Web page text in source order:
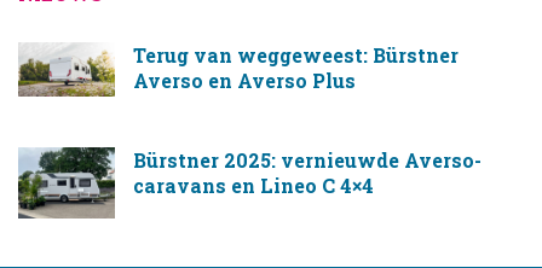
Terug van weggeweest: Bürstner
Averso en Averso Plus
Bürstner 2025: vernieuwde Averso-
caravans en Lineo C 4×4